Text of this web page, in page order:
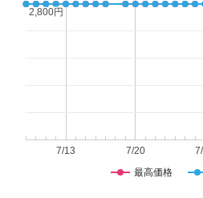
最高価格
7/13 7/20
2,800円
2,800円